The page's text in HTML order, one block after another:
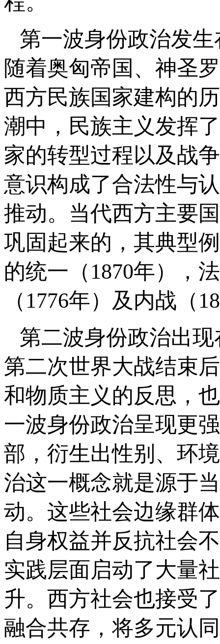
第一波身份政治发
随着奥匈帝国、神圣
西方民族国家建构的
潮中，民族主义发挥
家的转型过程以及战
意识构成了合法性与
推动。当代西方主要
巩固起来的，其典型
的统一（1870年），
（1776年）及内战（
第二波身份政治出现
第二次世界大战结束
和物质主义的反思，
一波身份政治呈现更
部，衍生出性别、环
治这一概念就是源于
动。这些社会边缘群
自身权益并反抗社会
实践层面启动了大量
升。西方社会也接受
融合共存，将多元认